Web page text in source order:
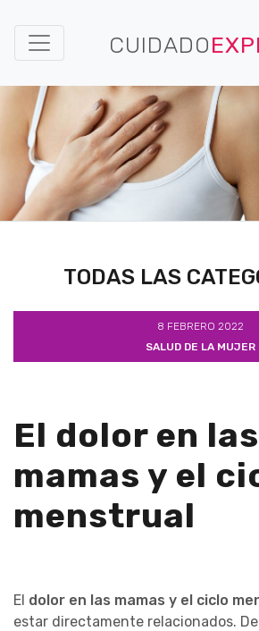
CUIDADO
TODAS LAS
8 FEBRERO 2022
SALUD DE LA MUJER
El dolor en las
mamas y el
menstrual
El dolor en las mamas y el ciclo
estar directamente relacionados.